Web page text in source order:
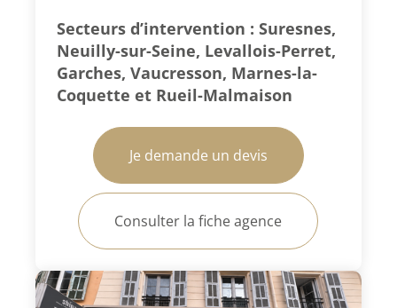
Secteurs d’intervention : Suresnes,
Neuilly-sur-Seine, Levallois-Perret,
Garches, Vaucresson, Marnes-la-
Coquette et Rueil-Malmaison
Je demande un devis
Consulter la fiche agence